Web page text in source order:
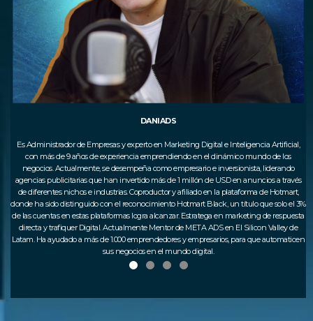
DANIADS
Es Administrador de Empresas y experto en Marketing Digital e Inteligencia Artificial,
con más de 9 años de experiencia emprendiendo en el dinámico mundo de los
negocios. Actualmente, se desempeña como empresario e inversionista, liderando
agencias publicitarias que han invertido más de 1 millón de USD en anuncios a través
de diferentes nichos e industrias. Coproductor y afiliado en la plataforma de Hotmart,
donde ha sido distinguido con el reconocimiento Hotmart Black, un título que solo el 3%
de las cuentas en estas plataformas logra alcanzar. Estratega en marketing de respuesta
directa y trafiquer Digital. Actualmente Mentor de META ADS en El Silicon Valley de
Latam. Ha ayudado a más de 1.000 emprendedores y empresarios, para que automaticen
sus negocios en el mundo digital.